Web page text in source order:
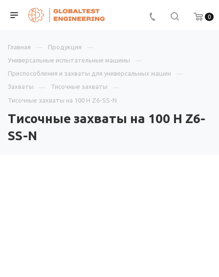
0
Главная
Продукция
Универсальные испытательные машины
Приспособления и захваты для универсальных машин
Захваты
Тисочные захваты
Тисочные захваты на 100 Н Z6-SS-N
Тисочные захваты на 100 Н Z6-
SS-N